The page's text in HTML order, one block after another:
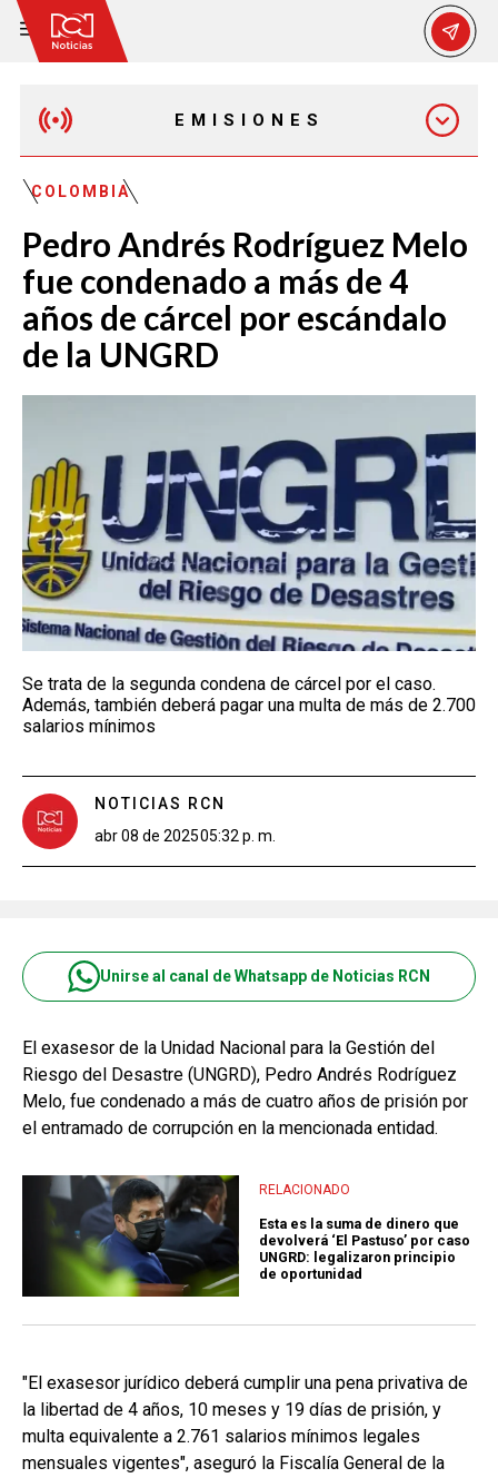
EMISIONES
EMISIÓN 12:30 PM
EMISIÓN 7:00 PM
COLOMBIA
Pedro Andrés Rodríguez Melo
fue condenado a más de 4
años de cárcel por escándalo
de la UNGRD
Se trata de la segunda condena de cárcel por el caso.
Además, también deberá pagar una multa de más de 2.700
salarios mínimos
NOTICIAS RCN
abr 08 de 202505:32 p. m.
Unirse al canal de Whatsapp de Noticias RCN
El exasesor de la Unidad Nacional para la Gestión del
Riesgo del Desastre (UNGRD), Pedro Andrés Rodríguez
Melo, fue condenado a más de cuatro años de prisión por
el entramado de corrupción en la mencionada entidad.
RELACIONADO
Esta es la suma de dinero que
devolverá ‘El Pastuso’ por caso
UNGRD: legalizaron principio
de oportunidad
"El exasesor jurídico deberá cumplir una pena privativa de
la libertad de 4 años, 10 meses y 19 días de prisión, y
multa equivalente a 2.761 salarios mínimos legales
mensuales vigentes", aseguró la Fiscalía General de la